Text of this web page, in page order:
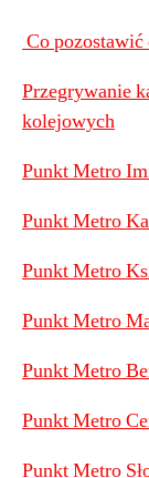
Co
Przegrywanie
kolejowych
Punkt Metro
Punkt Metro
Punkt Metro
Punkt Metro
Punkt Metro
Punkt Metro
Punkt Metro